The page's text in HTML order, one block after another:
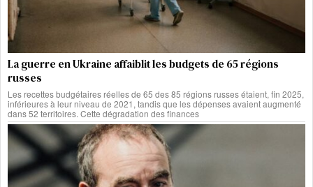
La guerre en Ukraine affaiblit les budgets de 65 régions
russes
Les recettes budgétaires réelles de 65 des 85 régions russes étaient, fin 2025,
inférieures à leur niveau de 2021, tandis que les dépenses avaient augmenté
dans 52 territoires. Cette dégradation des finances